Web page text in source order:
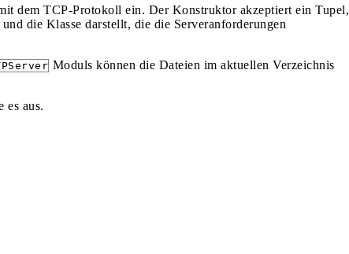
dem TCP-Protokoll ein. Der Konstruktor akzeptiert ein Tupel,
die Klasse darstellt, die die Serveranforderungen
Moduls können die Dateien im aktuellen Verzeichnis
es aus.